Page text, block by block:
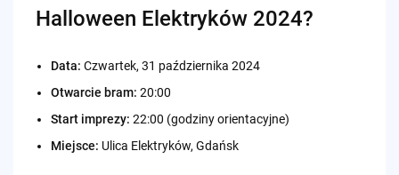
Halloween Elektryków 2024?
Data: Czwartek, 31 października 2024
Otwarcie bram: 20:00
Start imprezy: 22:00 (godziny orientacyjne)
Miejsce: Ulica Elektryków, Gdańsk